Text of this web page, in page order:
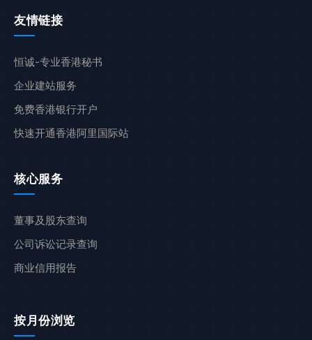
友情链接
恒诚-专业香港秘书
企业建站服务
免费香港银行开户
快速开通香港阿里国际站
核心服务
董事及股东查询
公司诉讼记录查询
商业信用报告
按月份浏览